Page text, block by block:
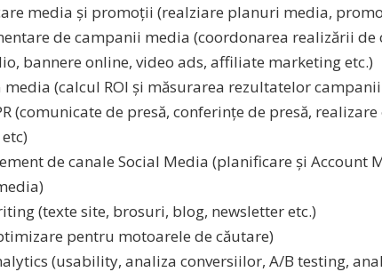
media și promoții (realziare planuri media,
de campanii media (coordonarea realizării
bannere online, video ads, affiliate marketing etc.)
media (calcul ROI și măsurarea rezultatelor
(comunicate de presă, conferințe de presă,
de canale Social Media (planificare și Account
(texte site, brosuri, blog, newsletter etc.)
pentru motoarele de căutare)
(usability, analiza conversiilor, A/B testing,